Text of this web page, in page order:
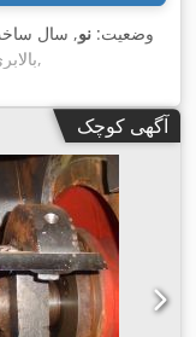
وضعیت: نو, سال
,
آگهی کوچک